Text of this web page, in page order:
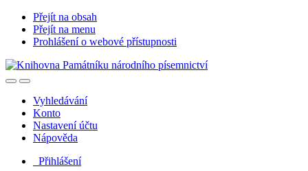
Přejít na obsah
Přejít na menu
Prohlášení o webové přístupnosti
Vyhledávání
Konto
Nastavení účtu
Nápověda
Přihlášení